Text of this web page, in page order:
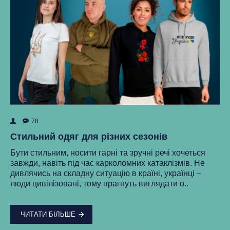
78
Стильний одяг для різних сезонів
Бути стильним, носити гарні та зручні речі хочеться
завжди, навіть під час карколомних катаклізмів. Не
дивлячись на складну ситуацію в країні, українці –
люди цивілізовані, тому прагнуть виглядати о..
ЧИТАТИ БІЛЬШЕ